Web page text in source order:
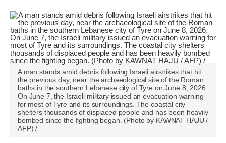
Pregunta de hoy
Blogs
Tendencias
Lujo
Viajes
Moda
A man stands amid debris following Israeli airstrikes that hit
the previous day, near the archaeological site of the Roman
baths in the southern Lebanese city of Tyre on June 8, 2026.
On June 7, the Israeli military issued an evacuation warning
for most of Tyre and its surroundings. The coastal city
shelters thousands of displaced people and has been heavily
bombed since the fighting began. (Photo by KAWNAT HAJU /
AFP) /